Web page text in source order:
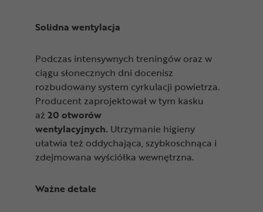
Solidna wentylacja
Podczas intensywnych treningów oraz w
ciągu słonecznych dni docenisz
rozbudowany system cyrkulacji powietrza.
Producent zaprojektował w tym kasku
aż 20 otworów
wentylacyjnych. Utrzymanie higieny
ułatwia też oddychająca, szybkoschnąca i
zdejmowana wyściółka wewnętrzna.
Ważne detale